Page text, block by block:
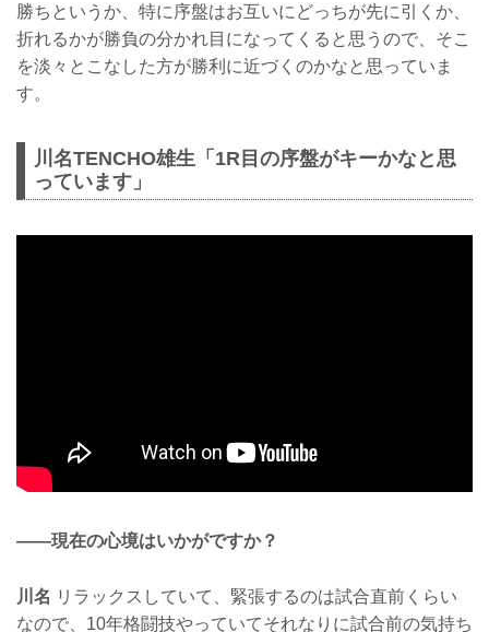
勝ちというか、特に序盤はお互いにどっちが先に引くか、
折れるかが勝負の分かれ目になってくると思うので、そこ
を淡々とこなした方が勝利に近づくのかなと思っていま
す。
川名TENCHO雄生「1R目の序盤がキーかなと思
っています」
——現在の心境はいかがですか？
川名 リラックスしていて、緊張するのは試合直前くらい
なので、10年格闘技やっていてそれなりに試合前の気持ち